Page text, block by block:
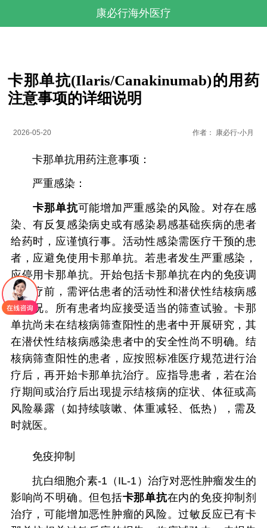
康必行海外医疗
卡那单抗(Ilaris/Canakinumab)的用药
注意事项的详细说明
2026-05-20 作者： 康必行-小月
卡那单抗用药注意事项：
严重感染：
卡那单抗可能增加严重感染的风险。对存在感
染、有反复感染病史或有感染易感基础疾病的患者
给药时，应谨慎行事。活动性感染需医疗干预的患
者，应避免使用卡那单抗。若患者发生严重感染，
应停用卡那单抗。开始包括卡那单抗在内的免疫调
节治疗前，需评估患者的活动性和潜伏性结核病感
染情况。所有患者均应接受适当的筛查试验。卡那
单抗尚未在结核病筛查阳性的患者中开展研究，其
在潜伏性结核病感染患者中的安全性尚不明确。结
核病筛查阳性的患者，应按照标准医疗规范进行治
疗后，再开始卡那单抗治疗。应指导患者，若在治
疗期间或治疗后出现提示结核病的症状、体征或高
风险暴露（如持续咳嗽、体重减轻、低热），需及
时就医。
免疫抑制
抗白细胞介素-1（IL-1）治疗对恶性肿瘤发生的
影响尚不明确。但包括卡那单抗在内的免疫抑制剂
治疗，可能增加恶性肿瘤的风险。过敏反应已有卡